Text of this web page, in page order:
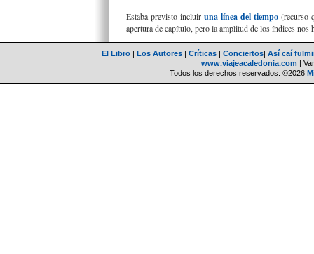
Estaba previsto incluir una línea del tiempo(recurso
apertura de capítulo, pero la amplitud de los índices nos
El Libro | Los Autores | Críticas | Conciertos| Así caí
www.viajeacaledonia.com |
Todos los derechos reservados. ©2026